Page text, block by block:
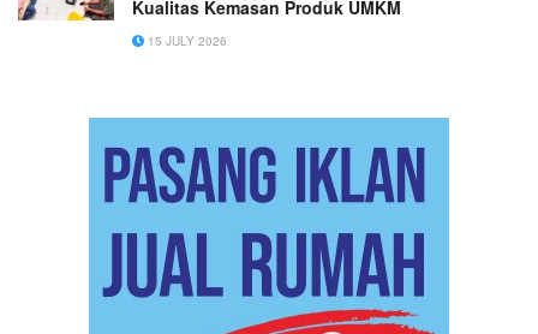
Kualitas Kemasan Produk UMKM
15 JULY 2026